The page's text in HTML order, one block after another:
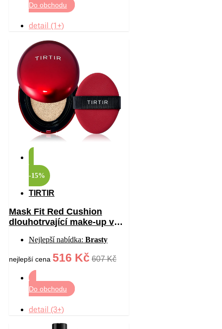
Do obchodu
detail (1+)
-15%
TIRTIR
Mask Fit Red Cushion
dlouhotrvající make-up v
ochranou odstín 17W
French Vanilla 18 g
Nejlepší nabídka: Brasty
nejlepší cena 516 Kč 607 Kč
Do obchodu
detail (3+)